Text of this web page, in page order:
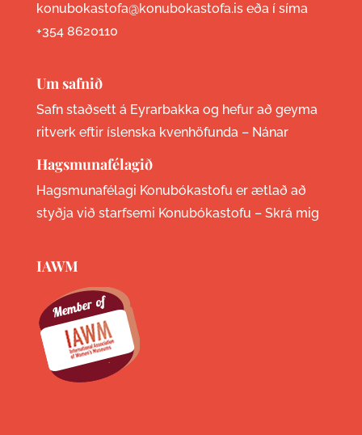
konubokastofa@konubokastofa.is eða í síma
+354 8620110
Um safnið
Safn staðsett á Eyrarbakka og hefur að geyma
ritverk eftir íslenska kvenhöfunda – Nánar
Hagsmunafélagið
Hagsmunafélagi Konubókastofu er ætlað að
styðja við starfsemi Konubókastofu – Skrá mig
IAWM